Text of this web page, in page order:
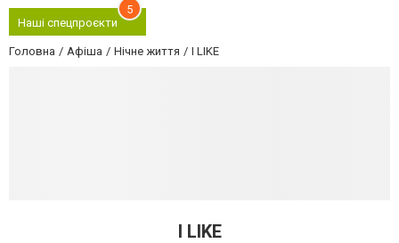
Наші спецпроєкти
5
Головна Афіша Нічне життя I LIKE
I LIKE